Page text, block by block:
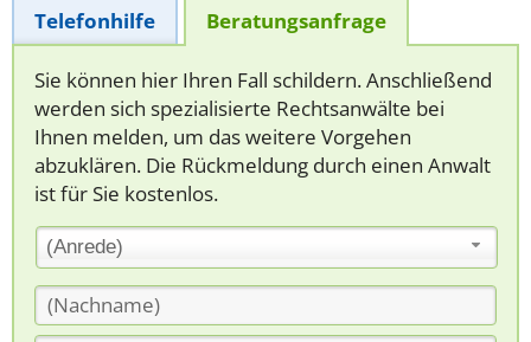
Telefonhilfe Beratungsanfrage
Sie können hier Ihren Fall schildern. Anschließend
werden sich spezialisierte Rechtsanwälte bei
Ihnen melden, um das weitere Vorgehen
abzuklären. Die Rückmeldung durch einen Anwalt
ist für Sie kostenlos.
(Anrede)